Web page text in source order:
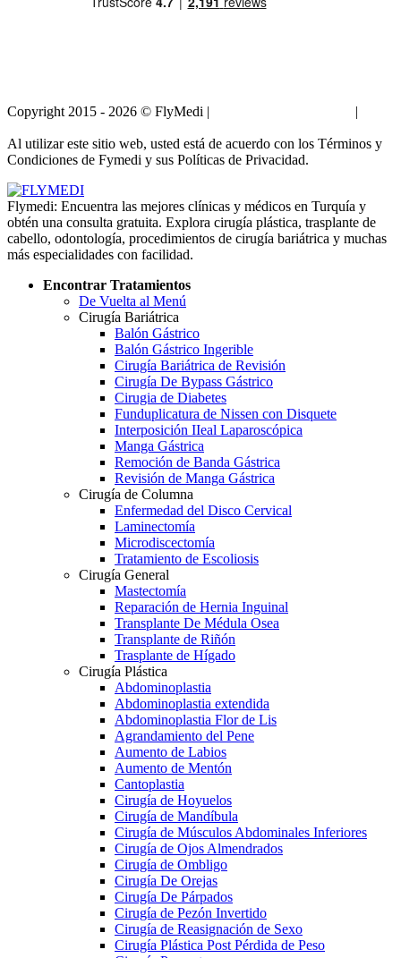
Copyright 2015 - 2026 © FlyMedi |
|
Al utilizar este sitio web, usted está de acuerdo con los Términos y
Condiciones de Fymedi y sus Políticas de Privacidad.
Flymedi: Encuentra las mejores clínicas y médicos en Turquía y
obtén una consulta gratuita. Explora cirugía plástica, trasplante de
cabello, odontología, procedimientos de cirugía bariátrica y muchas
más especialidades con facilidad.
Encontrar Tratamientos
De Vuelta al Menú
Cirugía Bariátrica
Balón Gástrico
Balón Gástrico Ingerible
Cirugía Bariátrica de Revisión
Cirugía De Bypass Gástrico
Cirugia de Diabetes
Funduplicatura de Nissen con Disquete
Interposición IIeal Laparoscópica
Manga Gástrica
Remoción de Banda Gástrica
Revisión de Manga Gástrica
Cirugía de Columna
Enfermedad del Disco Cervical
Laminectomía
Microdiscectomía
Tratamiento de Escoliosis
Cirugía General
Mastectomía
Reparación de Hernia Inguinal
Transplante De Médula Osea
Transplante de Riñón
Trasplante de Hígado
Cirugía Plástica
Abdominoplastia
Abdominoplastia extendida
Abdominoplastia Flor de Lis
Agrandamiento del Pene
Aumento de Labios
Aumento de Mentón
Cantoplastia
Cirugía de Hoyuelos
Cirugía de Mandíbula
Cirugía de Músculos Abdominales Inferiores
Cirugía de Ojos Almendrados
Cirugía de Ombligo
Cirugía De Orejas
Cirugía De Párpados
Cirugía de Pezón Invertido
Cirugía de Reasignación de Sexo
Cirugía Plástica Post Pérdida de Peso